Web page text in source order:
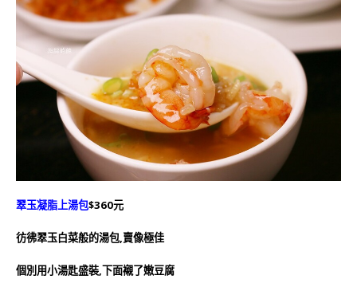
翠玉凝脂上湯包$360元
彷彿翠玉白菜般的湯包,賣像極佳
個別用小湯匙盛裝,下面襯了嫩豆腐